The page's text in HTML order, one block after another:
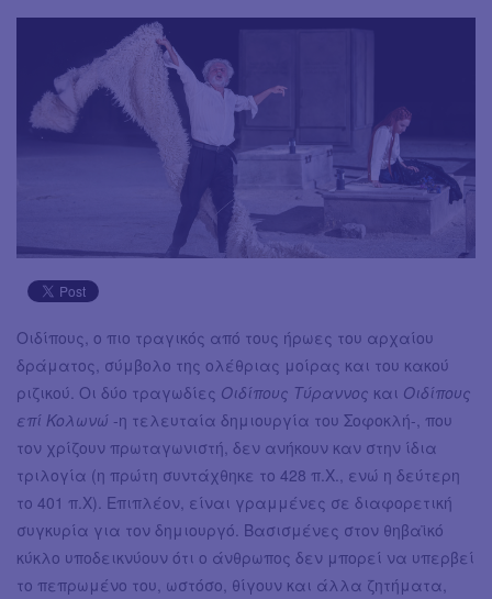
Οιδίπους, ο πιο τραγικός από τους ήρωες του αρχαίου
δράματος, σύμβολο της ολέθριας μοίρας και του κακού
ριζικού. Οι δύο τραγωδίες Οιδίπους Τύραννος και Οιδίπους
επί Κολωνώ -η τελευταία δημιουργία του Σοφοκλή-, που
τον χρίζουν πρωταγωνιστή, δεν ανήκουν καν στην ίδια
τριλογία (η πρώτη συντάχθηκε το 428 π.Χ., ενώ η δεύτερη
το 401 π.Χ). Επιπλέον, είναι γραμμένες σε διαφορετική
συγκυρία για τον δημιουργό. Βασισμένες στον θηβαϊκό
κύκλο υποδεικνύουν ότι ο άνθρωπος δεν μπορεί να υπερβεί
το πεπρωμένο του, ωστόσο, θίγουν και άλλα ζητήματα,